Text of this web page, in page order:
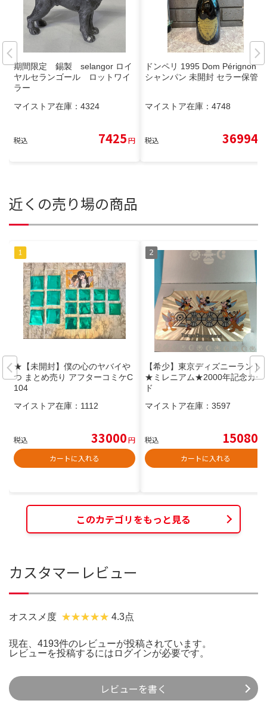
期間限定 錫製 selangor ロイ
ヤルセランゴール ロットワイ
ラー
マイストア在庫： 4324
税込 7425円
ドンペリ 1995 Dom Pérignon
シャンパン 未開封 セラー保管
マイストア在庫： 4748
税込 36994
近くの売り場の商品
★【未開封】僕の心のヤバイや
つ まとめ売り アフターコミケC
104
マイストア在庫： 1112
税込 33000円
カートに入れる
【希少】東京ディズニーランド
★ミレニアム★2000年記念カー
ド
マイストア在庫： 3597
税込 15080
カートに入れる
このカテゴリをもっと見る
カスタマーレビュー
オススメ度 4.3点
現在、4193件のレビューが投稿されています。
レビューを投稿するには ログインが必要です。
レビューを書く